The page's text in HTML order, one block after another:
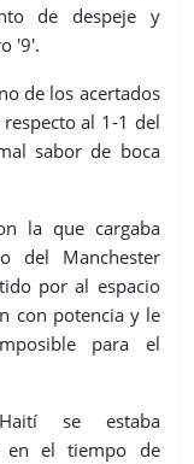
de despeje y
'9'.
de los acertados
al 1-1 del
sabor de boca
la que cargaba
del Manchester
por al espacio
con potencia y le
para el
se estaba
en el tiempo de